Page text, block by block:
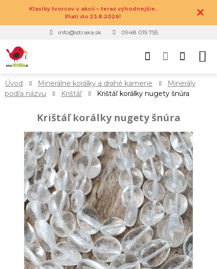
Klasiky tvorcov v akcii – teraz výhodnejšie.
Platí do 23.8.2026!
×
info@istraka.sk 0948 015 755
Úvod Minerálne korálky a drahé kamene
Minerály
podľa názvu
Krištáľ Krištáľ korálky nugety šnúra
Krištáľ korálky nugety šnúra